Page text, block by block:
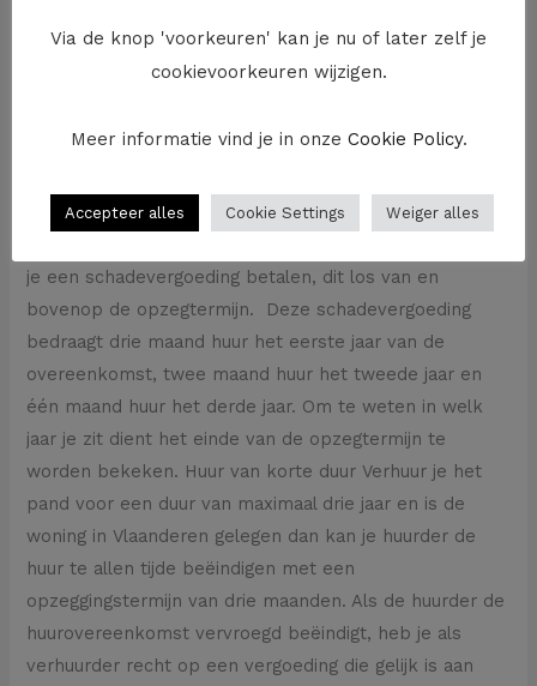
opzegt. Hoeveel bedraagt deze vergoeding en kan je
die ook vragen als je dadelijk een nieuwe huurder vindt?
negen jaar kan de huurder de huur altijd opzeggen met
moet dan wel, als hij in de eerste drie jaar van de
je een schadevergoeding betalen, dit los van en
bovenop de opzegtermijn. Deze schadevergoeding
bedraagt drie maand huur het eerste jaar van de
overeenkomst, twee maand huur het tweede jaar en
één maand huur het derde jaar. Om te weten in welk
jaar je zit dient het einde van de opzegtermijn te
worden bekeken. Huur van korte duur Verhuur je het
pand voor een duur van maximaal drie jaar en is de
woning in Vlaanderen gelegen dan kan je huurder de
huur te allen tijde beëindigen met een
opzeggingstermijn van drie maanden. Als de huurder de
huurovereenkomst vervroegd beëindigt, heb je als
verhuurder recht op een vergoeding die gelijk is aan
Via de knop 'voorkeuren' kan je nu of later zelf je
cookievoorkeuren wijzigen.
Meer informatie vind je in onze Cookie Policy.
Accepteer alles Cookie Settings Weiger alles